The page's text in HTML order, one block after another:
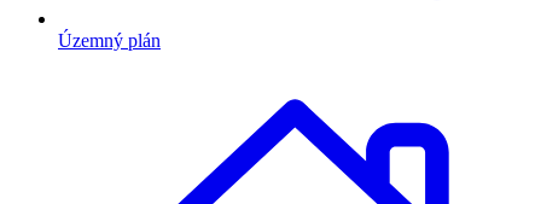
Územný plán